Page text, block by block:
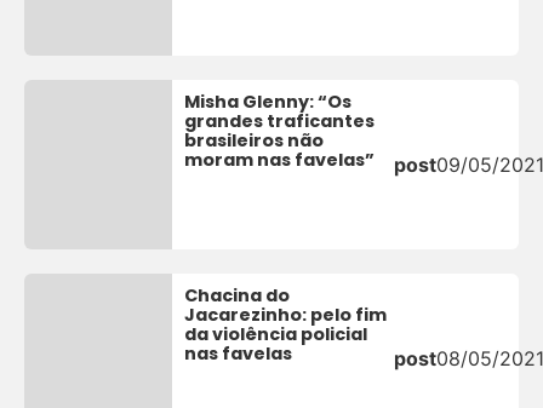
Misha Glenny: “Os
grandes traficantes
brasileiros não
moram nas favelas”
post09/05/
Chacina do
Jacarezinho: pelo fim
da violência policial
nas favelas
post08/05/